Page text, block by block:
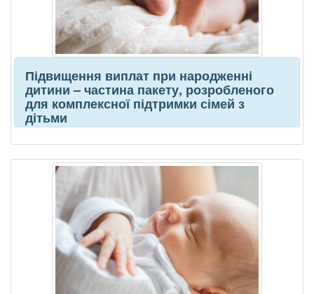
Підвищення виплат при народженні
дитини – частина пакету, розробленого
для комплексної підтримки сімей з
дітьми